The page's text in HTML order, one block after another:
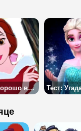
Тест: Как хорошо вы помните цвета нарядов Дисней Принцесс?